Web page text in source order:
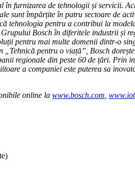
în furnizarea de tehnologii și servicii.
sunt împărțite în patru sectoare de
tehnologia pentru a contribui la
Bosch în diferitele industrii și
pentru mai multe domenii dintr-o
„Tehnică pentru o viață”, Bosch
regionale din peste 60 de țări. Prin
a companiei este puterea sa
online la www.bosch.com